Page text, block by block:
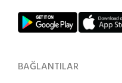
BAĞLANTILAR